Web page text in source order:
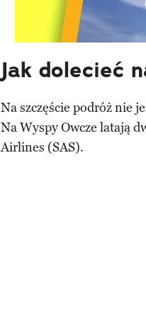
Jak dolecieć
Na szczęście podróż nie
Na Wyspy Owcze latają
Airlines (SAS).